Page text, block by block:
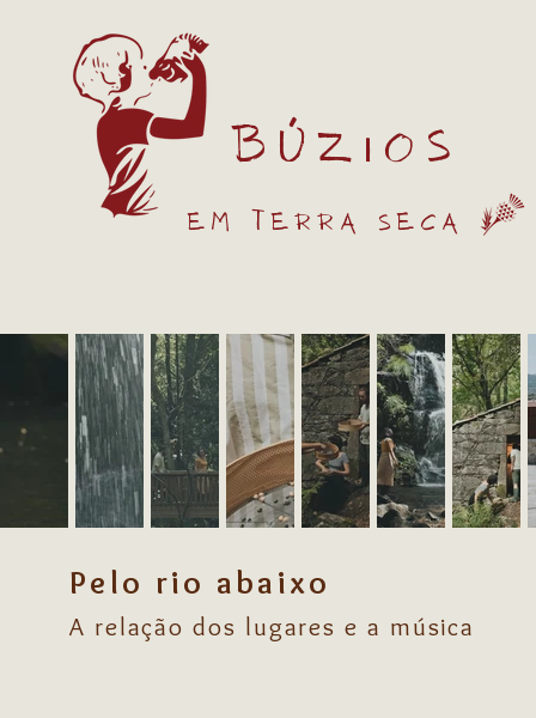
Em terra seca
Búzios
Pelo rio abaixo
A relação dos lugares e a música